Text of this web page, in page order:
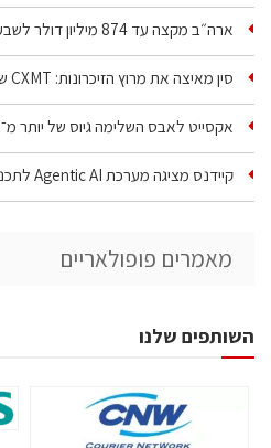
ארה״ב מקצה עד 874 מיליון דולר לשבע טכנולוגיות שבבים…
סין מאיצה את מרוץ הזיכרונות: CXMT שוקלת להקים מפעל…
אקסייט לאבס השלימה גיוס של יותר מ־300 מיליון דולר…
קיידנס מציגה מערכת Agentic AI לתכנון מעגלים מודפסים…
מאמרים פופולאריים
השותפים שלנו